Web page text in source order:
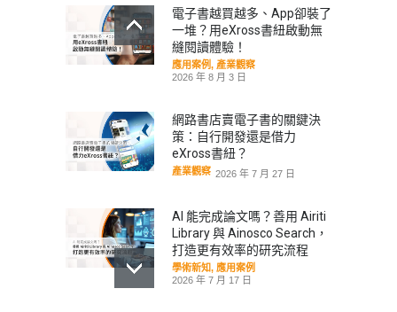
電子書越買越多、App卻裝了
一堆？用eXross書紐啟動無
縫閱讀體驗！
應用案例, 產業觀察
2026 年 8 月 3 日
網路書店賣電子書的關鍵決
策：自行開發還是借力
eXross書紐？
產業觀察 2026 年 7 月 27 日
AI 能完成論文嗎？善用 Airiti
Library 與 Ainosco Search，
打造更有效率的研究流程
學術新知, 應用案例
2026 年 7 月 17 日